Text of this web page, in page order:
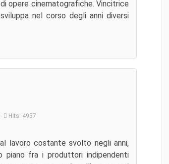
opere cinematografiche. Vincitrice
nel corso degli anni diversi
Hits: 4957
lavoro costante svolto negli anni,
piano fra i produttori indipendenti